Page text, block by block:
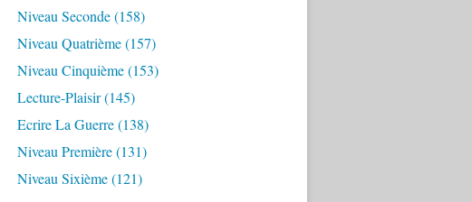
Niveau Seconde(158)
Niveau Quatrième(157)
Niveau Cinquième(153)
Lecture-Plaisir(145)
Ecrire La Guerre(138)
Niveau Première(131)
Niveau Sixième(121)